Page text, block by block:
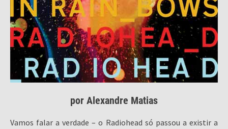
por Alexandre Matias
Vamos falar a verdade – o Radiohead só passou a existir a